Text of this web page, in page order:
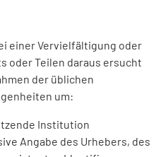
einer Vervielfältigung oder
oder Teilen daraus ersucht
der üblichen
um:
Institution
Angabe des Urhebers, des